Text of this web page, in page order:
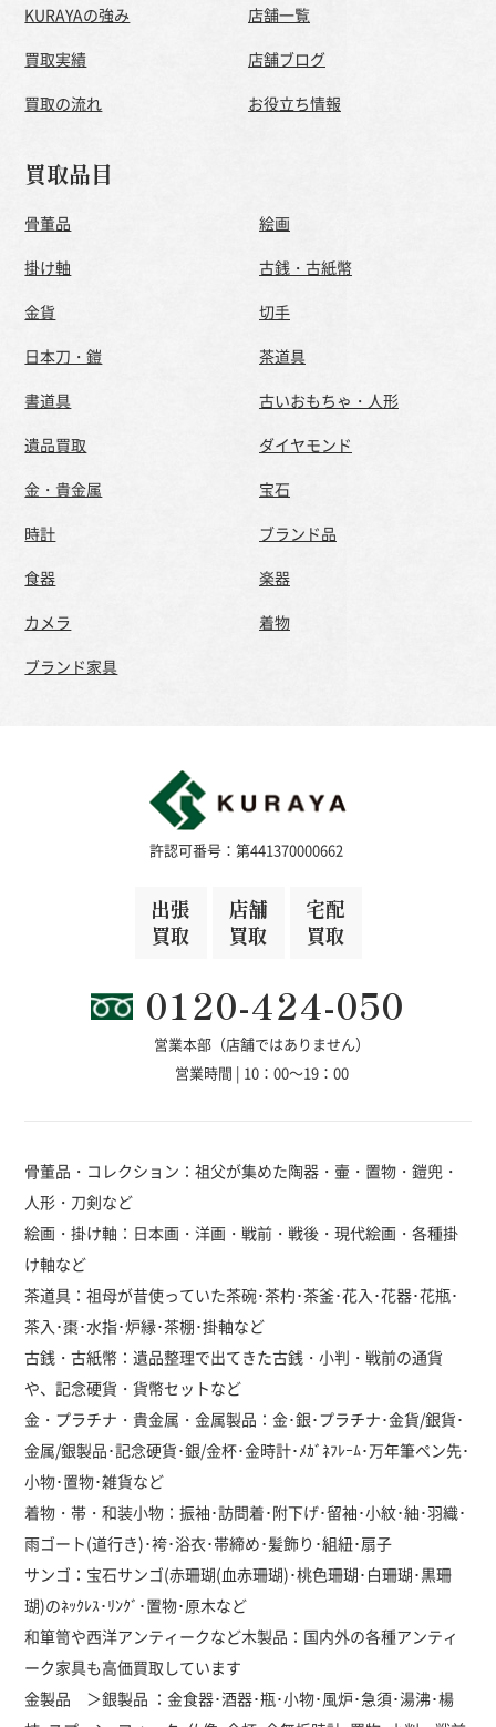
KURAYAの強み
買取実績
買取の流れ
店舗一覧
店舗ブログ
お役立ち情報
買取品目
骨董品
絵画
掛け軸
古銭・古紙幣
金貨
切手
日本刀・鎧
茶道具
書道具
古いおもちゃ・人形
遺品買取
ダイヤモンド
金・貴金属
宝石
時計
ブランド品
食器
楽器
カメラ
着物
ブランド家具
許認可番号：第441370000662
出張
買取
店舗
買取
宅配
買取
0120-424-050
営業本部（店舗ではありません）
営業時間 | 10：00～19：00
骨董品・コレクション：祖父が集めた陶器・壷・置物・鎧兜・
人形・刀剣など
絵画・掛け軸：日本画・洋画・戦前・戦後・現代絵画・各種掛
け軸など
茶道具：祖母が昔使っていた茶碗･茶杓･茶釜･花入･花器･花瓶･
茶入･棗･水指･炉縁･茶棚･掛軸など
古銭・古紙幣：遺品整理で出てきた古銭・小判・戦前の通貨
や、記念硬貨・貨幣セットなど
金・プラチナ・貴金属・金属製品：金･銀･プラチナ･金貨/銀貨･
金属/銀製品･記念硬貨･銀/金杯･金時計･ﾒｶﾞﾈﾌﾚｰﾑ･万年筆ペン先･
小物･置物･雑貨など
着物・帯・和装小物：振袖･訪問着･附下げ･留袖･小紋･紬･羽織･
雨ゴート(道行き)･袴･浴衣･帯締め･髪飾り･組紐･扇子
サンゴ：宝石サンゴ(赤珊瑚(血赤珊瑚)･桃色珊瑚･白珊瑚･黒珊
瑚)のﾈｯｸﾚｽ･ﾘﾝｸﾞ･置物･原木など
和箪笥や西洋アンティークなど木製品：国内外の各種アンティ
ーク家具も高価買取しています
金製品 ＞銀製品 ：金食器･酒器･瓶･小物･風炉･急須･湯沸･楊